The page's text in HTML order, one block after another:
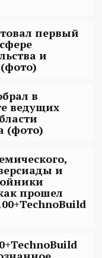
первый
и
в
ведущих
(фото)
и
прошел